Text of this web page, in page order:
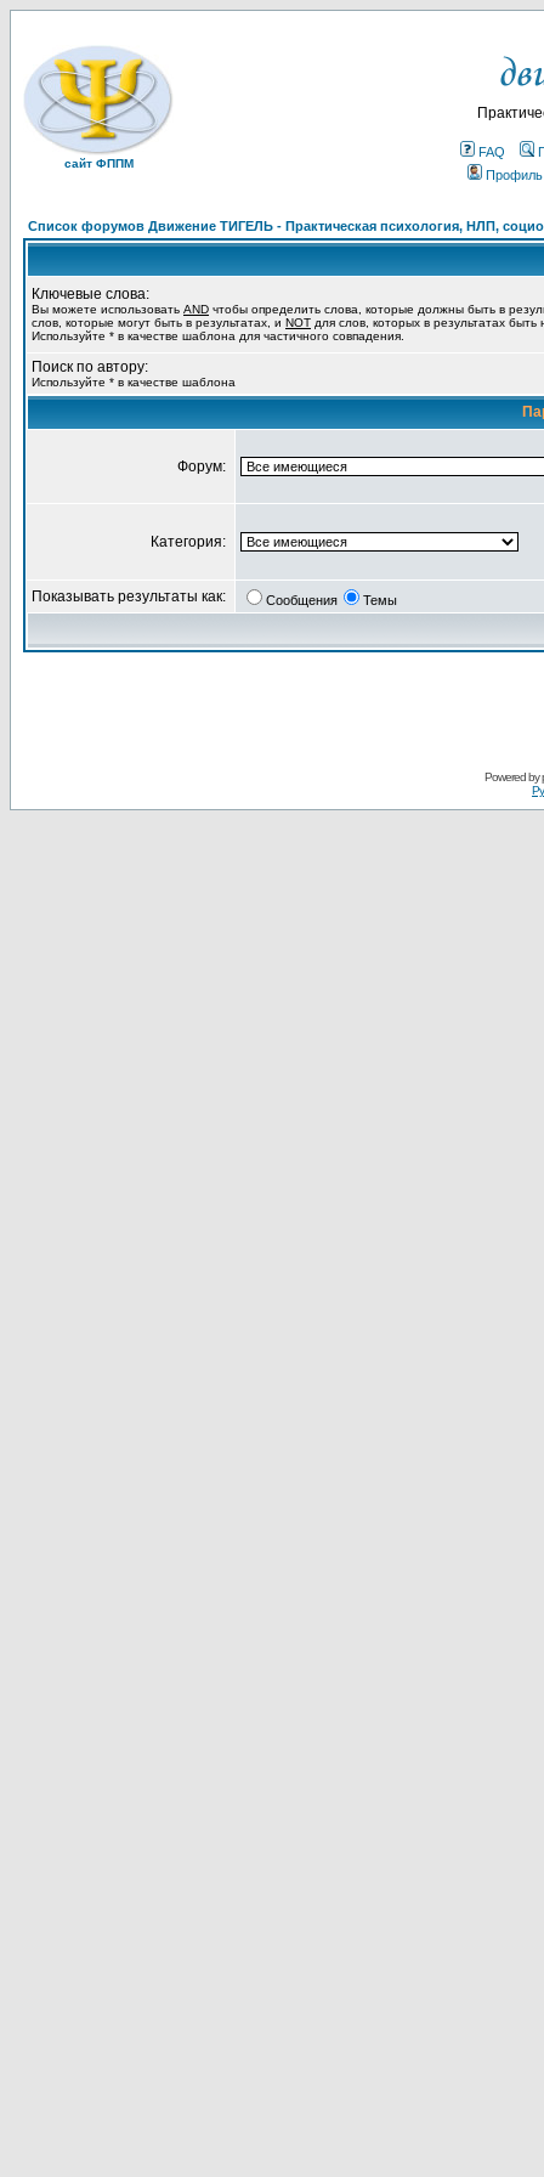
сайт ФППМ
FAQ
Профиль
Список форумов Движение ТИГЕЛЬ - Практическая психология, НЛП,
Ключевые слова:
Вы можете использовать AND чтобы определить слова, которые должны быть в
слов, которые могут быть в результатах, и NOT для слов, которых в результатах
Используйте * в качестве шаблона для частичного совпадения.
Поиск по автору:
Используйте * в качестве шаблона
Форум:
Категория:
Показывать результаты как: Сообщения Темы
Powered by